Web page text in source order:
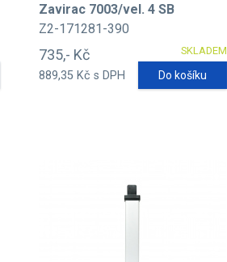
Zavirac 7003/vel. 4 SB
Z2-171281-390
SKLADEM
735,- Kč
889,35 Kč s DPH Do košíku